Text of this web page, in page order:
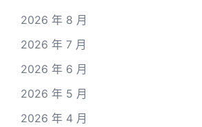
2026 年 8 月
2026 年 7 月
2026 年 6 月
2026 年 5 月
2026 年 4 月